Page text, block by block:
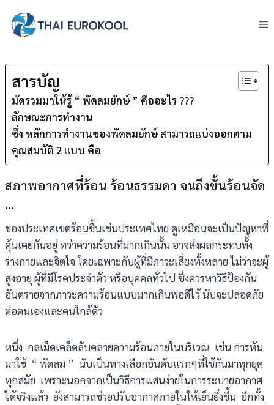
content
สารบัญ
มัดรวมมาให้รู้ “ พัดลมยักษ์ ” คืออะไร ???
ลักษณะการทำงาน
ซึ่ง หลักการทำงานของพัดลมยักษ์ สามารถแบ่งออกตาม
คุณสมบัติ 2 แบบ คือ
สภาพอากาศที่ร้อน ร้อนธรรมดา จนถึงขั้นร้อนจัด
…
ของประเทศเขตร้อนชื้นเช่นประเทศไทย ดูเหมือนจะเป็นปัญหาที่
คุ้นเคยกันอยู่ ทว่าความร้อนที่มากเกินนั้น อาจส่งผลกระทบทั้ง
ร่างกายและจิตใจ โดยเฉพาะกับผู้ที่มีภาวะเสี่ยงทั้งหลาย ไม่ว่าจะผู้
สูงอายุ ผู้ที่มีโรคประจำตัว หรือบุคคลทั่วไป ซึ่งควรหาวิธีป้องกัน
อันตรายจากภาวะความร้อนแบบมากเกินพอดีไว้ นับจะปลอดภัย
ต่อตนเองและคนใกล้ตัว
หนึ่ง กลเม็ดเคล็ดลับคลายความร้อนภายในบริเวณ เช่น การหัน
มาใช้ “ พัดลม ” นับเป็นทางเลือกอันดับแรกๆที่ใช้กันมาทุกยุค
ทุกสมัย เพราะนอกจากเป็นวิธีการแสนง่ายในการระบายอากาศ
ได้จริงแล้ว ยังสามารถช่วยปรับอากาศภายในให้เย็นยิ่งขึ้น อีกทั้ง